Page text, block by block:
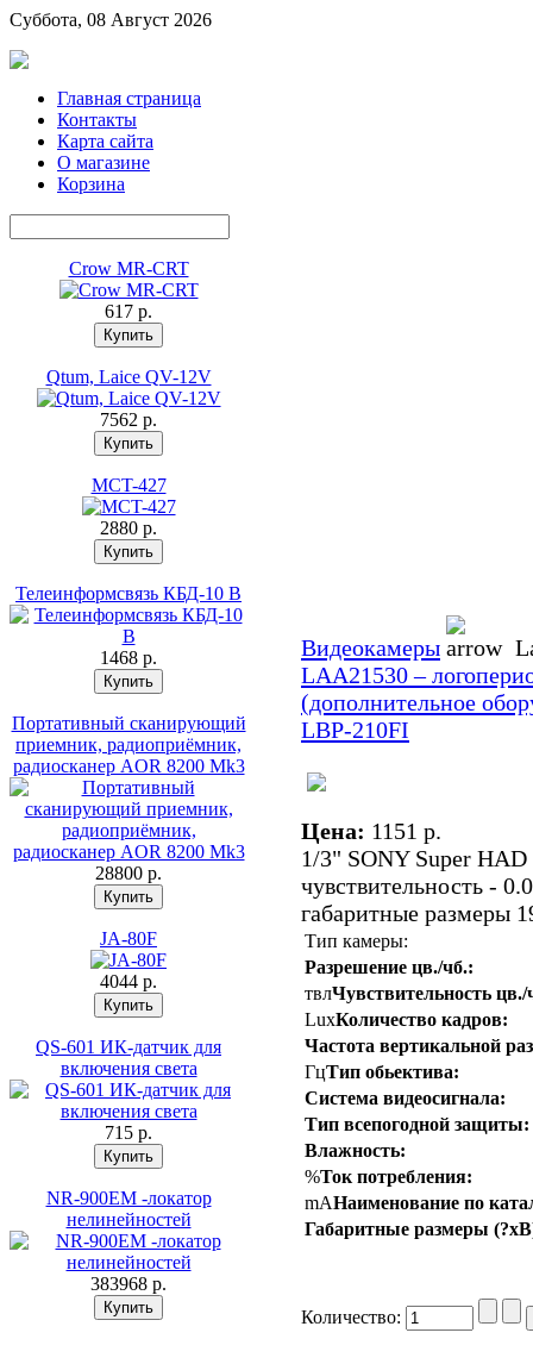
Суббота, 08 Август 2026
Главная страница
Контакты
Карта сайта
О магазине
Корзина
Crow MR-CRT
617 p.
Qtum, Laice QV-12V
7562 p.
MCT-427
2880 p.
Телеинформсвязь КБД-10 В
1468 p.
Портативный сканирующий
приемник, радиоприёмник,
радиосканер AOR 8200 Mk3
28800 p.
JA-80F
4044 p.
QS-601 ИК-датчик для
включения света
715 p.
NR-900EM -локатор
нелинейностей
383968 p.
Видеокамеры
LAA21530 –
(дополнительное
LBP-210FI
Цена: 1151 p.
1/3" SONY Super
чувствительность -
габаритные размеры
Тип камеры:
Разрешение цв./чб.:
твлЧувствительность цв./
LuxКоличество кадров:
Частота вертикальной
ГцТип обьектива:
Система видеосигнала:
Тип всепогодной защиты:
Влажность:
%Ток потребления:
mAНаименование по
Габаритные размеры
Количество: